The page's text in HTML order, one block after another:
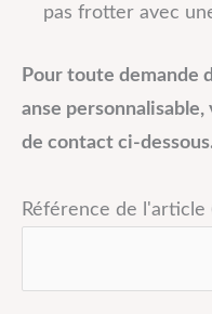
pas frotter avec
Pour toute demande
anse
de contact ci-
Référence de l'article